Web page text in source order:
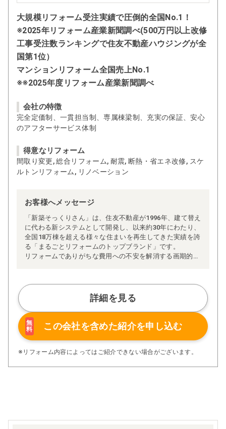
大規模リフォーム受注実績で圧倒的全国No.1！
※2025年リフォーム産業新聞調べ(500万円以上改修
工事受注数ランキングで住友不動産ハウジングが全
国第1位）
マンションリフォーム全国売上No.1
※※2025年度リフォーム産業新聞調べ
会社の特徴
完全定価制、一貫担当制、専属棟梁制、充実の保証、安心
のアフターサービス体制
得意なリフォーム
間取り変更, 総合リフォーム, 耐震, 断熱・省エネ改修, スケ
ルトンリフォーム, リノベーション
お客様へメッセージ
「新築そっくりさん」は、住友不動産が1996年、建て替え
に代わる新システムとして開発し、以来約30年にわたり、
全国18万棟を超える様々な住まいを再生してきた実績を誇
る「まるごとリフォームのトップブランド」です。
リフォームでありがちな費用への不安を解消する画期的な
ム」、経験豊かなセールスエンジニアによる「一貫担当
制」などが高い信頼を得ています。
また、大規模リフォームに習熟した施工管理者が現場を統
括する「専属棟梁制」、豊富な実績に裏付けられた充実の
施工マニュアルや検査体制により高い施工品質を実現。
さらに、住友不動産のリフォームならではの充実の保証、
アフターサービス体制で工事後も安心です。
ぜひ、あなたの大切なお住まいの再生を私たちにお任せく
詳細を見る
無
料
この会社を含めた紹介を申し込む
※リフォーム内容によってはご紹介できない場合がございます。